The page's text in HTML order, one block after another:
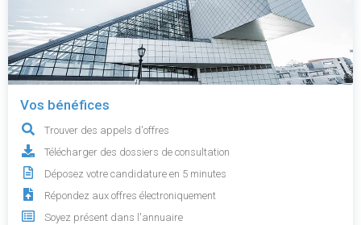
Vos bénéfices
Trouver des appels d'offres
Télécharger des dossiers de consultation
Déposez votre candidature en 5 minutes
Répondez aux offres électroniquement
Soyez présent dans l'annuaire